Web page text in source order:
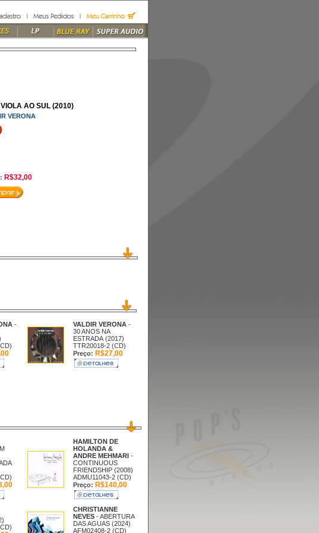
AO SUL (2010)
VERONA
R$32,00
-
VALDIR VERONA -
30 ANOS NA
ESTRADA (2017)
TTR20018-2 (CD)
Preço: R$27,00
HAMILTON DE
HOLANDA &
ANDRE MEHMARI-
CONTINUOUS
FRIENDSHIP (2008)
ADMU11043-2 (CD)
Preço: R$140,00
CHRISTIANNE
NEVES - ABERTURA
DAS AGUAS (2024)
AFM02408-2 (CD)